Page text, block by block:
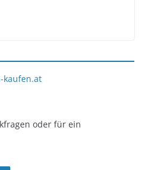
kaufen.at
oder für ein